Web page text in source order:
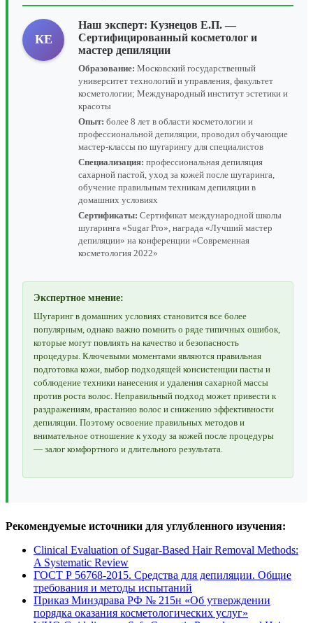
КЕ
Наш эксперт: Кузнецов Е.П. —
Сертифицированный косметолог и
мастер депиляции
Образование: Московский государственный
университет технологий и управления, факультет
косметологии; Международный институт эстетики и
красоты
Опыт: более 8 лет в области косметологии и
профессиональной депиляции, проводил обучающие
мастер-классы по шугарингу для специалистов
Специализация: профессиональная депиляция
сахарной пастой, уход за кожей после шугаринга,
обучение правильным техникам депиляции в
домашних условиях
Сертификаты: Сертификат международной школы
шугаринга «Sugar Pro», награда «Лучший мастер
депиляции» на конференции «Современная
косметология 2022»
Экспертное мнение:
Шугаринг в домашних условиях становится все более
популярным, однако важно помнить о ряде типичных ошибок,
которые могут повлиять на качество и безопасность
процедуры. Ключевыми моментами являются правильная
подготовка кожи, выбор подходящей консистенции пасты и
соблюдение техники нанесения и удаления сахарной массы
против роста волос. Неправильный подход может привести к
раздражениям, врастанию волос и снижению эффективности
депиляции. Поэтому освоение правильных методов и
внимательное отношение к уходу за кожей после процедуры
— залог комфортного и длительного результата.
Рекомендуемые источники для углубленного изучения:
Clinical Evaluation of Sugar-Based Hair Removal Methods:
A Systematic Review
ГОСТ Р 56768-2015. Средства для депиляции. Общие
требования и методы испытаний
Приказ Минздрава РФ № 215н «Об утверждении
порядка оказания косметологических услуг»